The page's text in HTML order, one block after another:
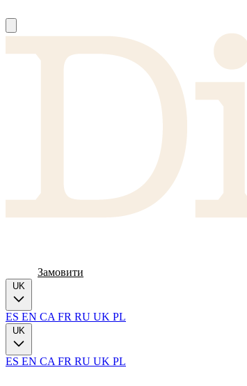
Замовити
UK
ES EN CA FR RU UK PL
UK
ES EN CA FR RU UK PL